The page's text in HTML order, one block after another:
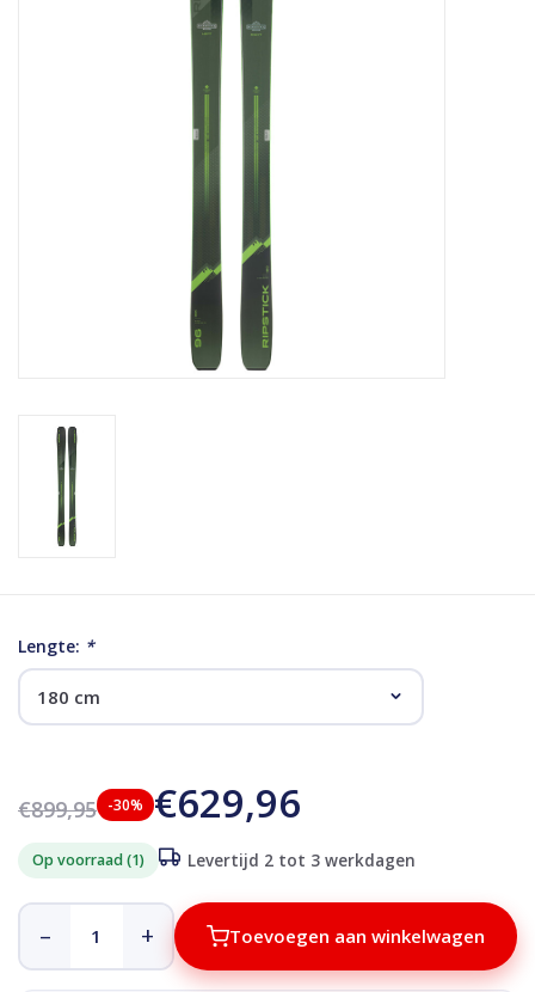
Lengte: *
€899,95 -30% €629,96
Op voorraad (1) Levertijd 2 tot 3 werkdagen
– + Toevoegen aan winkelwagen